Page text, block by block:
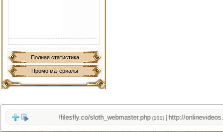
Полная статистика
Промо материалы
cams/ (39) http://filesfly.co/sloth_webmaster.php(101)|http://